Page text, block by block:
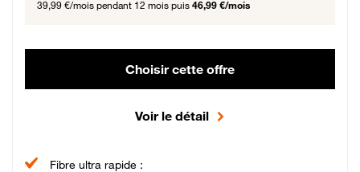
39,99 €/mois pendant 12 mois puis 46,99 €/mois
Choisir cette offre
Voir le détail
Fibre ultra rapide :